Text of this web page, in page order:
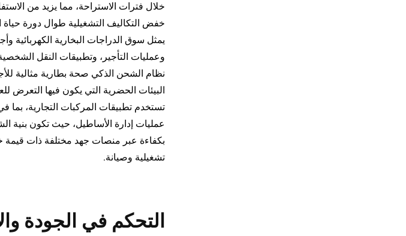
خلال فترات الاستراحة، مما يزيد من
خفض التكاليف التشغيلية طوال دورة حياة
يمثل سوق الدراجات البخارية الكهربائية
وعمليات التأجير، وتطبيقات النقل
نظام الشحن الذكي صحة بطارية مثالية
البيئات الحضرية التي يكون فيها التعرض
تستخدم تطبيقات المركبات التجارية، بما
عمليات إدارة الأساطيل، حيث تكون بنية
بكفاءة عبر منصات جهد مختلفة ذات قيمة
تشغيلية وصيانة.
التحكم في الجودة